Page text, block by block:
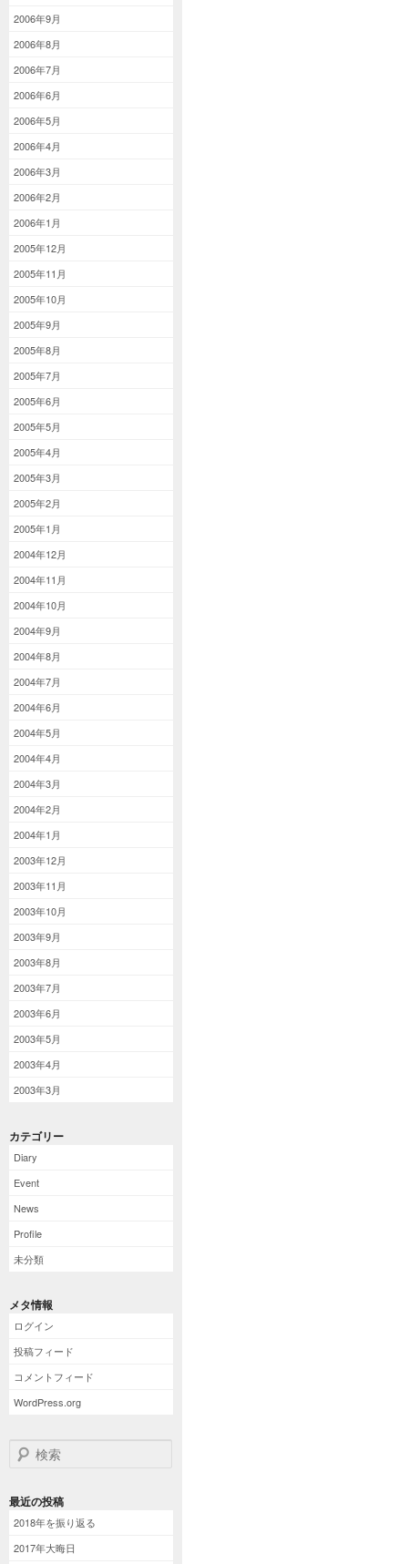
2006年9月
2006年8月
2006年7月
2006年6月
2006年5月
2006年4月
2006年3月
2006年2月
2006年1月
2005年12月
2005年11月
2005年10月
2005年9月
2005年8月
2005年7月
2005年6月
2005年5月
2005年4月
2005年3月
2005年2月
2005年1月
2004年12月
2004年11月
2004年10月
2004年9月
2004年8月
2004年7月
2004年6月
2004年5月
2004年4月
2004年3月
2004年2月
2004年1月
2003年12月
2003年11月
2003年10月
2003年9月
2003年8月
2003年7月
2003年6月
2003年5月
2003年4月
2003年3月
カテゴリー
Diary
Event
News
Profile
未分類
メタ情報
ログイン
投稿フィード
コメントフィード
WordPress.org
検索
最近の投稿
2018年を振り返る
2017年大晦日